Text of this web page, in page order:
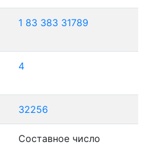
1 83 383 31789
4
32256
Составное число